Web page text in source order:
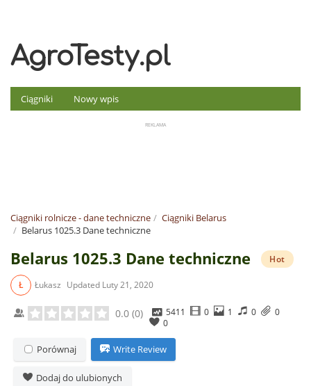
AgroTesty.pl
Ciągniki Nowy wpis
Ciągniki rolnicze - dane techniczne
Ciągniki Belarus
Belarus 1025.3 Dane techniczne
Belarus 1025.3 Dane techniczne Hot
Ł Łukasz Updated Luty 21, 2020
0.0 (0) 5411 0 1 0
0
0
Porównaj Write Review
Dodaj do ulubionych